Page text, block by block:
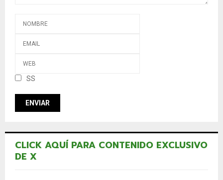
SS
CLICK AQUÍ PARA CONTENIDO EXCLUSIVO
DE X